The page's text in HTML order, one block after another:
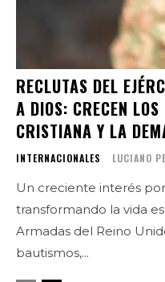
RECLUTAS DEL
A DIOS: CRECEN
CRISTIANA Y LA
INTERNACIONALES LUCIANO
Un creciente interés
transformando la vida
Armadas del Reino
bautismos,...